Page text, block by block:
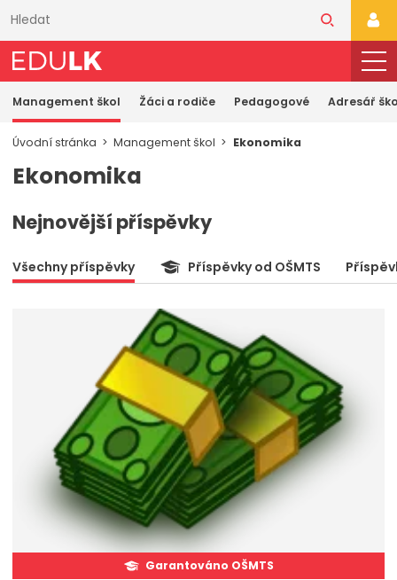
obsahu
Management škol Žáci a rodiče Pedagogové Adresář
Úvodní stránka Management škol Ekonomika
Ekonomika
Nejnovější příspěvky
Všechny příspěvky Příspěvky od OŠMTS
Garantováno OŠMTS